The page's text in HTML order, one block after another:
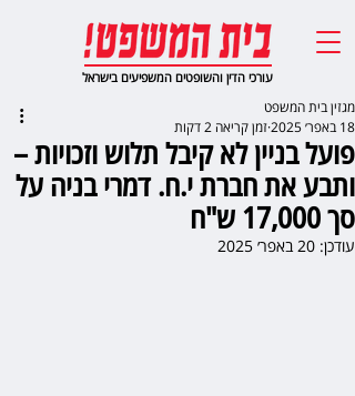
עורכי הדין והשופטים המשפיעים בישראל
פועל בניין לא קיבל תלוש וזכויות –
ותבע את חברת י.ח. דמרי בניה על
סך 17,000 ש"ח
מגזין בית המשפט
18 באפר׳ 2025
זמן קריאה 2 דקות
עודכן: 20 באפר׳ 2025